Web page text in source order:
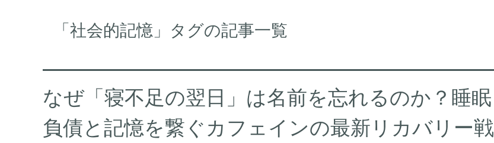
「社会的記憶」タグの記事一覧
なぜ「寝不足の翌日」は名前を忘れるのか？睡眠
負債と記憶を繋ぐカフェインの最新リカバリー戦